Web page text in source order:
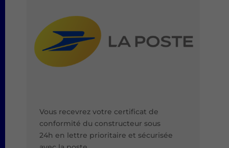
Vous recevrez votre certificat de
conformité du constructeur sous
24h en lettre prioritaire et sécurisée